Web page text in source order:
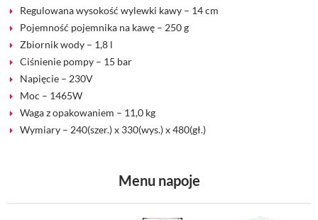
Regulowana wysokość wylewki kawy – 14 cm
Pojemność pojemnika na kawę – 250 g
Zbiornik wody – 1,8 l
Ciśnienie pompy – 15 bar
Napięcie – 230V
Moc – 1465W
Waga z opakowaniem – 11,0 kg
Wymiary – 240(szer.) x 330(wys.) x 480(gł.)
Menu napoje